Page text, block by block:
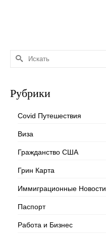
Искать:
Рубрики
Covid Путешествия
Виза
Гражданство США
Грин Карта
Иммиграционные Новости
Паспорт
Работа и Бизнес